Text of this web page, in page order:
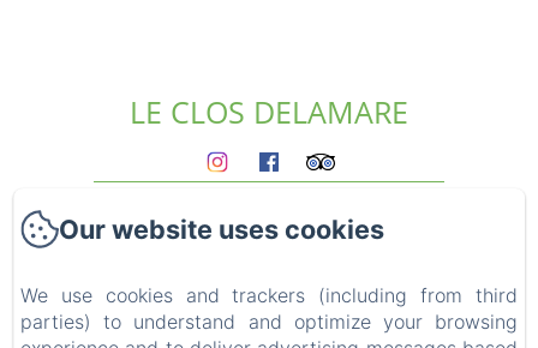
LE CLOS DELAMARE
The gites
Experiences
Surroundings
Our website uses cookies
We use cookies and trackers (including from third
parties) to understand and optimize your browsing